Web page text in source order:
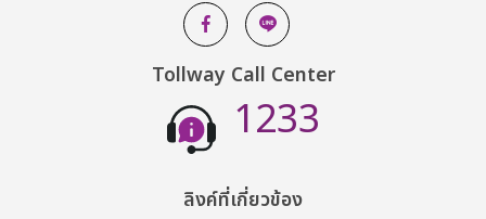
Tollway Call Center
1233
ลิงค์ที่เกี่ยวข้อง